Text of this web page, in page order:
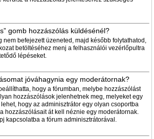
gomb hozzászólás küldésénél?
nem befejezett üzeneted, majd később folytathatod,
betöltéséhez menj a felhasználói vezérlőpultra
lépéseket.
jóváhagynia egy moderátornak?
hogy a fórumban, melybe hozzászólást
hozzászólások jelenhetnek meg, melyeket egy
hogy az adminisztrátor egy olyan csoportba
hozzászólásait át kell néznie egy moderátornak.
kapcsolatba a fórum adminisztrátorával.